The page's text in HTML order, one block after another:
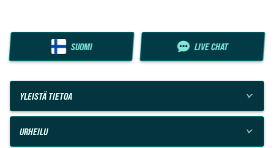
SUOMI LIVE CHAT
YLEISTÄ TIETOA
URHEILU